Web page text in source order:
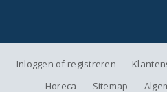
Inloggen of registreren
Horeca
Sitemap